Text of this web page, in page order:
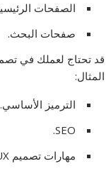
الصفحات
صفحات البحث.
قد تحتاج لعملك في
المثال:
الترميز الأساسي.
SEO.
مهارات تصميم UX.